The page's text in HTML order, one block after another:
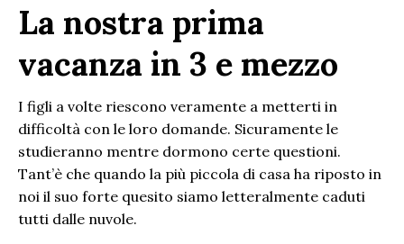
La nostra prima
vacanza in 3 e mezzo
I figli a volte riescono veramente a metterti in
difficoltà con le loro domande. Sicuramente le
studieranno mentre dormono certe questioni.
Tant’è che quando la più piccola di casa ha riposto in
noi il suo forte quesito siamo letteralmente caduti
tutti dalle nuvole.